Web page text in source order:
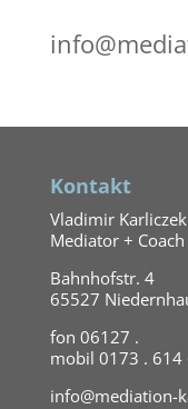
Kontakt
Vladimir Karliczek
Mediator + Coach
Bahnhofstr. 4
65527
fon 06127 .
mobil 0173 . 614
info@mediation-